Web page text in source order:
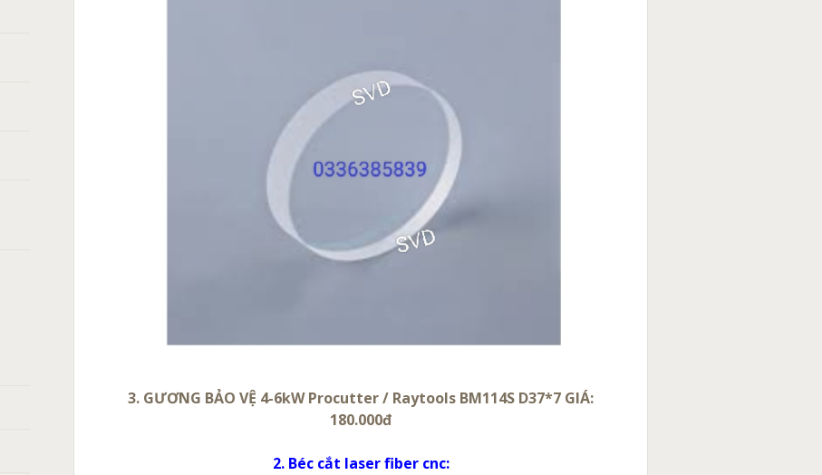
3. GƯƠNG BẢO VỆ 4-6kW Procutter / Raytools BM114S D37*7 GIÁ:
180.000đ
2. Béc cắt laser fiber cnc: